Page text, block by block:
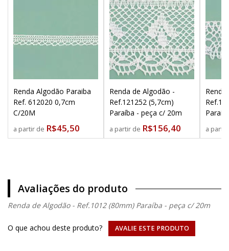
Renda Algodão Paraiba
Ref. 612020 0,7cm
C/20M
a partir de R$45,50
Renda de Algodão -
Ref.121252 (5,7cm)
Paraíba - peça c/ 20m
a partir de R$156,40 a
Avaliações do produto
Renda de Algodão - Ref.1012 (80mm) Paraíba - peça c/ 20m
O que achou deste produto? AVALIE ESTE PRODUTO